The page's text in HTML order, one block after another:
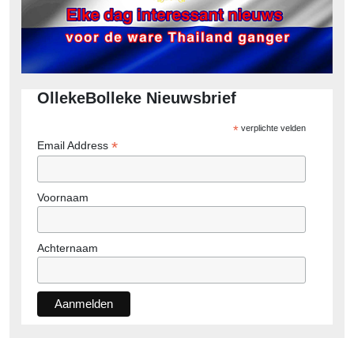
OllekeBolleke Nieuwsbrief
*verplichte velden
Email Address *
Voornaam
Achternaam